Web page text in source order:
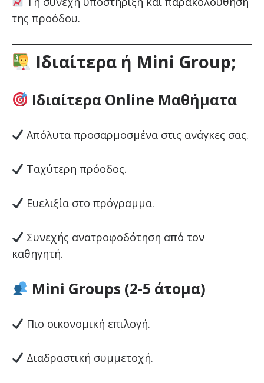
της προόδου.
Ιδιαίτερα ή Mini Group;
Ιδιαίτερα Online Μαθήματα
Απόλυτα προσαρμοσμένα στις ανάγκες σας.
Ταχύτερη πρόοδος.
Ευελιξία στο πρόγραμμα.
Συνεχής ανατροφοδότηση από τον
καθηγητή.
Mini Groups (2-5 άτομα)
Πιο οικονομική επιλογή.
Διαδραστική συμμετοχή.